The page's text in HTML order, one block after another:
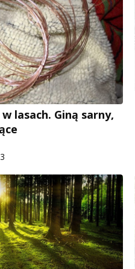
w lasach. Giną sarny,